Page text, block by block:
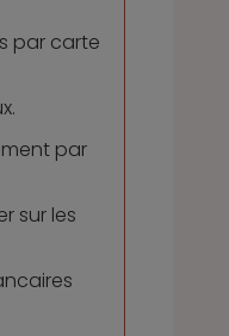
par carte
par
sur les